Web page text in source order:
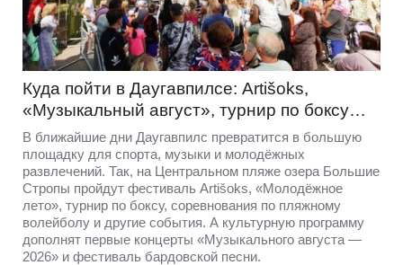
Куда пойти в Даугавпилсе: Artišoks,
«Музыкальный август», турнир по боксу…
В ближайшие дни Даугавпилс превратится в большую
площадку для спорта, музыки и молодёжных
развлечений. Так, на Центральном пляже озера Большие
Стропы пройдут фестиваль Artišoks, «Молодёжное
лето», турнир по боксу, соревнования по пляжному
волейболу и другие события. А культурную программу
дополнят первые концерты «Музыкального августа —
2026» и фестиваль бардовской песни.